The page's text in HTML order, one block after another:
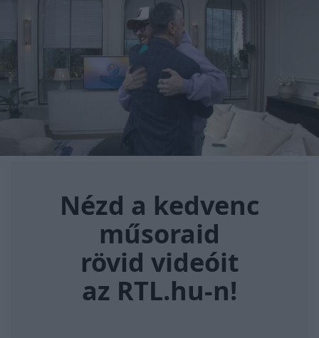
Nézd a kedvenc
műsoraid
rövid videóit
az RTL.hu-n!